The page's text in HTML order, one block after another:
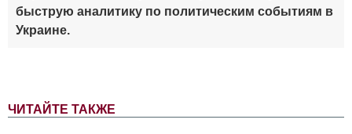
ЧИТАЙТЕ ТАКЖЕ
быструю аналитику по политическим событиям в
Украине.